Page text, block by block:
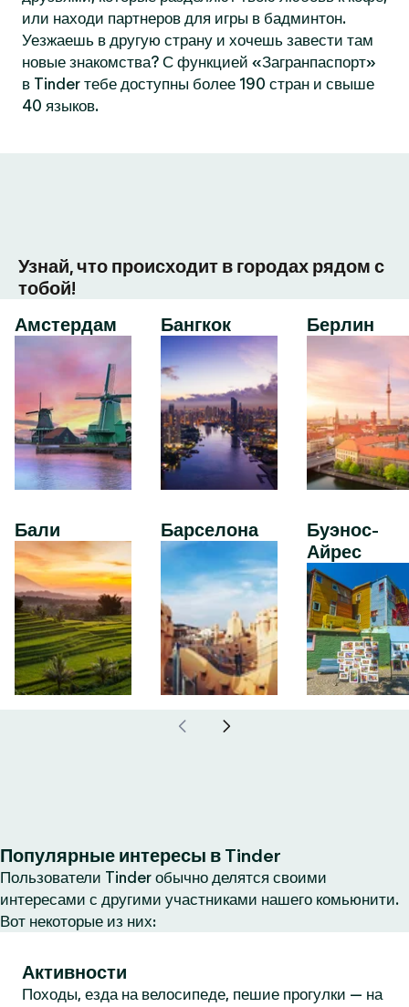
или находи партнеров для игры в бадминтон.
Уезжаешь в другую страну и хочешь завести там
новые знакомства? С функцией «Загранпаспорт»
в Tinder тебе доступны более 190 стран и свыше
40 языков.
Узнай, что происходит в городах рядом с
тобой!
Амстердам
Бали
Бангкок
Барселона
Берлин
Буэнос-
Айрес
Популярные интересы в Tinder
Пользователи Tinder обычно делятся своими
интересами с другими участниками нашего комьюнити.
Вот некоторые из них:
Активности
Походы, езда на велосипеде, пешие прогулки — на